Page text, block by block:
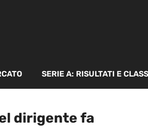
SERIE A: RISULTATI E
dirigente fa